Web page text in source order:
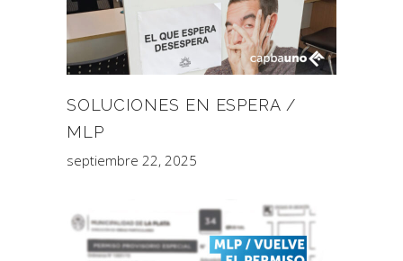
SOLUCIONES EN ESPERA /
MLP
septiembre 22, 2025